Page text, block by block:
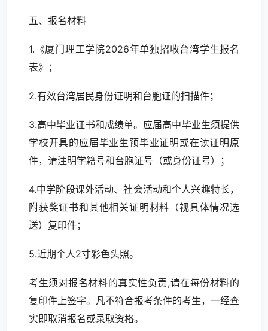
五、报名材料
1.《厦门理工学院2026年单独招收台湾学生报名
表》；
2.有效台湾居民身份证明和台胞证的扫描件；
3.高中毕业证书和成绩单。应届高中毕业生须提供
学校开具的应届毕业生预毕业证明或在读证明原
件，请注明学籍号和台胞证号（或身份证号）；
4.中学阶段课外活动、社会活动和个人兴趣特长，
附获奖证书和其他相关证明材料（视具体情况选
送）复印件；
5.近期个人2寸彩色头照。
考生须对报名材料的真实性负责,请在每份材料的
复印件上签字。凡不符合报考条件的考生，一经查
实即取消报名或录取资格。